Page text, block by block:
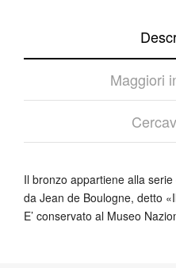
Maggiori
Il bronzo appartiene alla
da Jean de Boulogne, detto
E’ conservato al Museo